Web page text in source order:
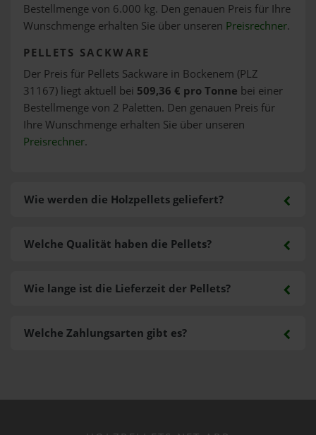
Bestellmenge von 6.000 kg. Den genauen Preis für Ihre
Wunschmenge erhalten Sie über unseren Preisrechner.
PELLETS SACKWARE
Der Preis für Pellets Sackware in Bockenem (PLZ
31167) liegt aktuell bei 509,36 € pro Tonne bei einer
Bestellmenge von 2 Paletten. Den genauen Preis für
Ihre Wunschmenge erhalten Sie über unseren
Preisrechner.
Wie werden die Holzpellets geliefert?
Welche Zahlungsarten gibt es?
Welche Qualität haben die Pellets?
Wie lange ist die Lieferzeit der Pellets?